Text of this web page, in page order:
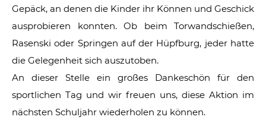
Gepäck, an denen die Kinder ihr Können und Geschick
ausprobieren konnten. Ob beim Torwandschießen,
Rasenski oder Springen auf der Hüpfburg, jeder hatte
die Gelegenheit sich auszutoben.
An dieser Stelle ein großes Dankeschön für den
sportlichen Tag und wir freuen uns, diese Aktion im
nächsten Schuljahr wiederholen zu können.